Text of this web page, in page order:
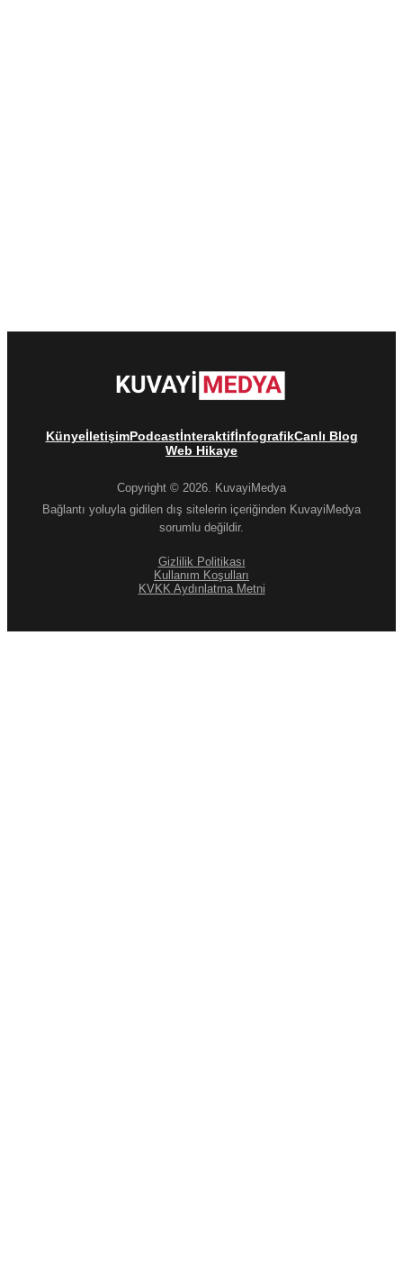
KünyeİletişimPodcastİnteraktifİnfografikCanlı Blog
Web Hikaye
Copyright © 2026. KuvayiMedya
Bağlantı yoluyla gidilen dış sitelerin içeriğinden KuvayiMedya
sorumlu değildir.
Gizlilik Politikası
Kullanım Koşulları
KVKK Aydınlatma Metni